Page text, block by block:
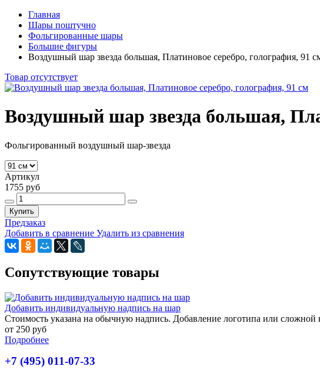
Главная
Шары поштучно
Фольгированные шары
Большие фигуры
Воздушный шар звезда большая, Платиновое серебро, голография, 91
Товар отсутствует
Воздушный шар звезда большая,
Фольгированный воздушный шар-звезда
Артикул
1755 руб
Купить
Предзаказ
Добавить в сравнение Удалить из сравнения
Сопутствующие товары
Добавить индивидуальную надпись на шар
Стоимость указана на обычную надпись. Добавление логотипа или сложной
от 250 руб
Подробнее
+7 (495) 011-07-33